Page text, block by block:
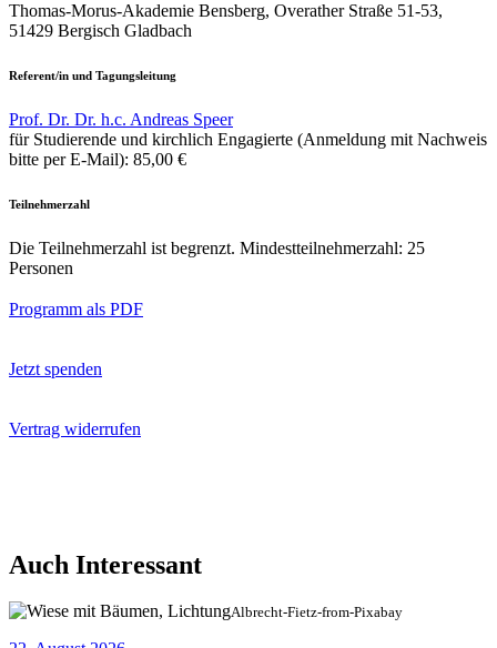
Thomas-Morus-Akademie Bensberg, Overather Straße 51-53,
51429 Bergisch Gladbach
Referent/in und Tagungsleitung
Prof. Dr. Dr. h.c. Andreas Speer
für Studierende und kirchlich Engagierte (Anmeldung mit Nachweis
bitte per E-Mail): 85,00 €
Teilnehmerzahl
Die Teilnehmerzahl ist begrenzt. Mindestteilnehmerzahl: 25
Personen
Programm als PDF
Jetzt spenden
Vertrag widerrufen
Auch Interessant
Albrecht-Fietz-from-Pixabay